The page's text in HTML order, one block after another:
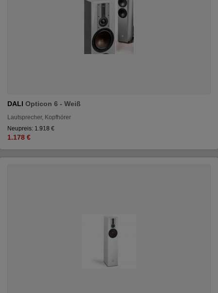
DALI Opticon 6 - Weiß
Lautsprecher, Kopfhörer
Neupreis: 1.918 €
1.178 €